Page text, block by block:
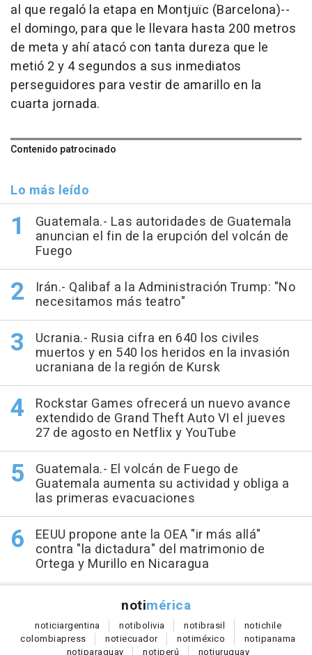
al que regaló la etapa en Montjuïc (Barcelona)--
el domingo, para que le llevara hasta 200 metros
de meta y ahí atacó con tanta dureza que le
metió 2 y 4 segundos a sus inmediatos
perseguidores para vestir de amarillo en la
cuarta jornada.
Contenido patrocinado
Lo más leído
Guatemala.- Las autoridades de Guatemala
anuncian el fin de la erupción del volcán de
Fuego
Irán.- Qalibaf a la Administración Trump: "No
necesitamos más teatro"
Ucrania.- Rusia cifra en 640 los civiles
muertos y en 540 los heridos en la invasión
ucraniana de la región de Kursk
Rockstar Games ofrecerá un nuevo avance
extendido de Grand Theft Auto VI el jueves
27 de agosto en Netflix y YouTube
Guatemala.- El volcán de Fuego de
Guatemala aumenta su actividad y obliga a
las primeras evacuaciones
EEUU propone ante la OEA "ir más allá"
contra "la dictadura" del matrimonio de
Ortega y Murillo en Nicaragua
notimérica
noticiargentina notibolivia notibrasil notichile
colombiapress notiecuador notiméxico notipanama
notiparaguay notiperú notiuruguay